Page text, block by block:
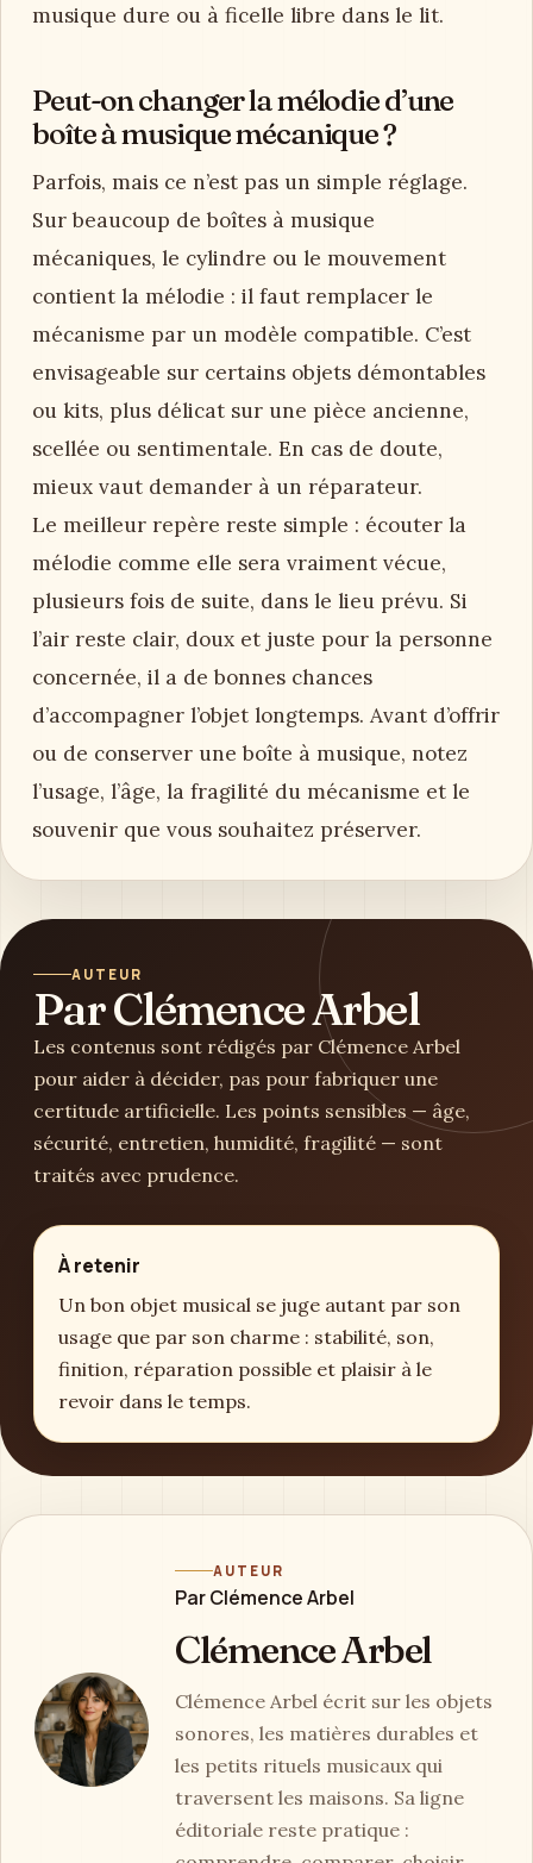
musique dure ou à ficelle libre dans le lit.
Peut-on changer la mélodie d’une
boîte à musique mécanique ?
Parfois, mais ce n’est pas un simple réglage.
Sur beaucoup de boîtes à musique
mécaniques, le cylindre ou le mouvement
contient la mélodie : il faut remplacer le
mécanisme par un modèle compatible. C’est
envisageable sur certains objets démontables
ou kits, plus délicat sur une pièce ancienne,
scellée ou sentimentale. En cas de doute,
mieux vaut demander à un réparateur.
Le meilleur repère reste simple : écouter la
mélodie comme elle sera vraiment vécue,
plusieurs fois de suite, dans le lieu prévu. Si
l’air reste clair, doux et juste pour la personne
concernée, il a de bonnes chances
d’accompagner l’objet longtemps. Avant d’offrir
ou de conserver une boîte à musique, notez
l’usage, l’âge, la fragilité du mécanisme et le
souvenir que vous souhaitez préserver.
AUTEUR
Par Clémence Arbel
Les contenus sont rédigés par Clémence Arbel
pour aider à décider, pas pour fabriquer une
certitude artificielle. Les points sensibles — âge,
sécurité, entretien, humidité, fragilité — sont
traités avec prudence.
À retenir
Un bon objet musical se juge autant par son
usage que par son charme : stabilité, son,
finition, réparation possible et plaisir à le
revoir dans le temps.
AUTEUR
Par Clémence Arbel
Clémence Arbel
Clémence Arbel écrit sur les objets
sonores, les matières durables et
les petits rituels musicaux qui
traversent les maisons. Sa ligne
éditoriale reste pratique :